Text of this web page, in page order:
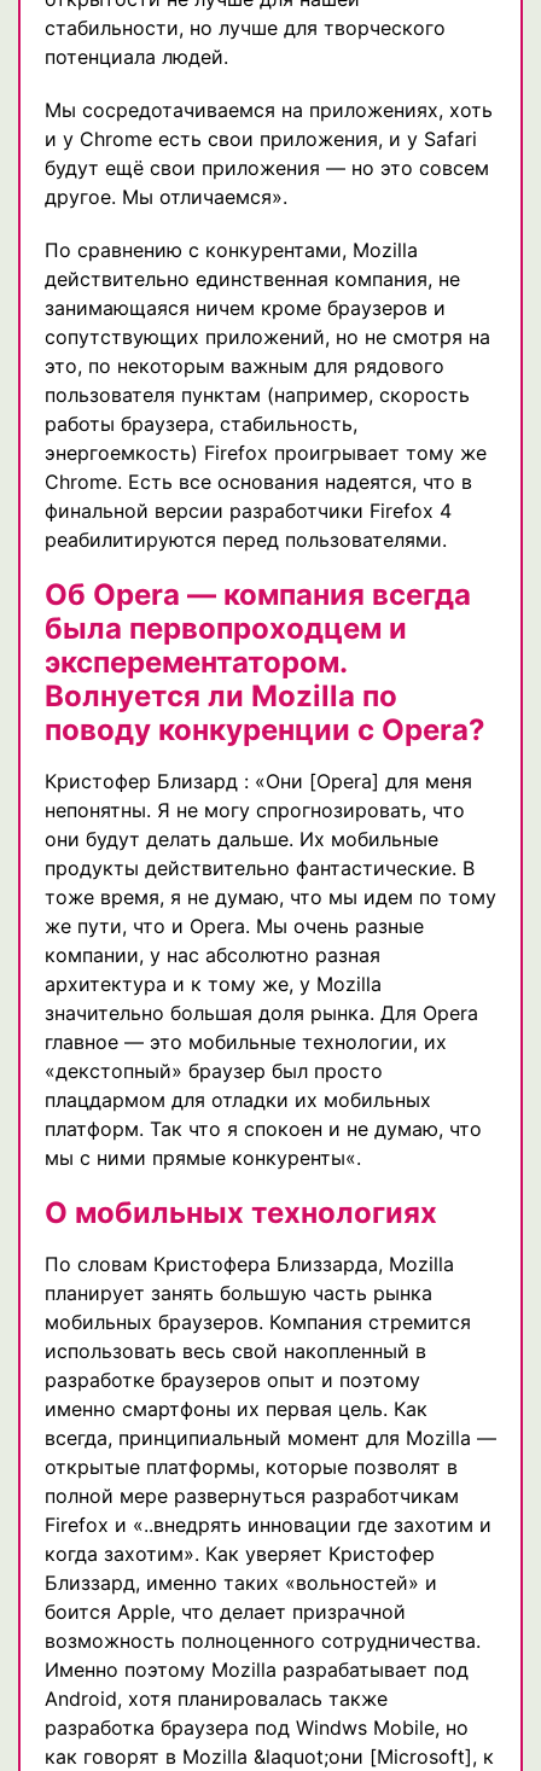
стабильности, но лучше для творческого
потенциала людей.
Мы сосредотачиваемся на приложениях, хоть
и у Chrome есть свои приложения, и у Safari
будут ещё свои приложения — но это совсем
другое. Мы отличаемся».
По сравнению с конкурентами, Mozilla
действительно единственная компания, не
занимающаяся ничем кроме браузеров и
сопутствующих приложений, но не смотря на
это, по некоторым важным для рядового
пользователя пунктам (например, скорость
работы браузера, стабильность,
энергоемкость) Firefox проигрывает тому же
Chrome. Есть все основания надеятся, что в
финальной версии разработчики Firefox 4
реабилитируются перед пользователями.
Об Opera — компания всегда
была первопроходцем и
эксперементатором.
Волнуется ли Mozilla по
поводу конкуренции с Opera?
Кристофер Близард : «Они [Opera] для меня
непонятны. Я не могу спрогнозировать, что
они будут делать дальше. Их мобильные
продукты действительно фантастические. В
тоже время, я не думаю, что мы идем по тому
же пути, что и Opera. Мы очень разные
компании, у нас абсолютно разная
архитектура и к тому же, у Mozilla
значительно большая доля рынка. Для Opera
главное — это мобильные технологии, их
«декстопный» браузер был просто
плацдармом для отладки их мобильных
платформ. Так что я спокоен и не думаю, что
мы с ними прямые конкуренты«.
О мобильных технологиях
По словам Кристофера Близзарда, Mozilla
планирует занять большую часть рынка
мобильных браузеров. Компания стремится
использовать весь свой накопленный в
разработке браузеров опыт и поэтому
именно смартфоны их первая цель. Как
всегда, принципиальный момент для Mozilla —
открытые платформы, которые позволят в
полной мере развернуться разработчикам
Firefox и «..внедрять инновации где захотим и
когда захотим». Как уверяет Кристофер
Близзард, именно таких «вольностей» и
боится Apple, что делает призрачной
возможность полноценного сотрудничества.
Именно поэтому Mozilla разрабатывает под
Android, хотя планировалась также
разработка браузера под Windws Mobile, но
как говорят в Mozilla &laquot;они [Microsoft], к